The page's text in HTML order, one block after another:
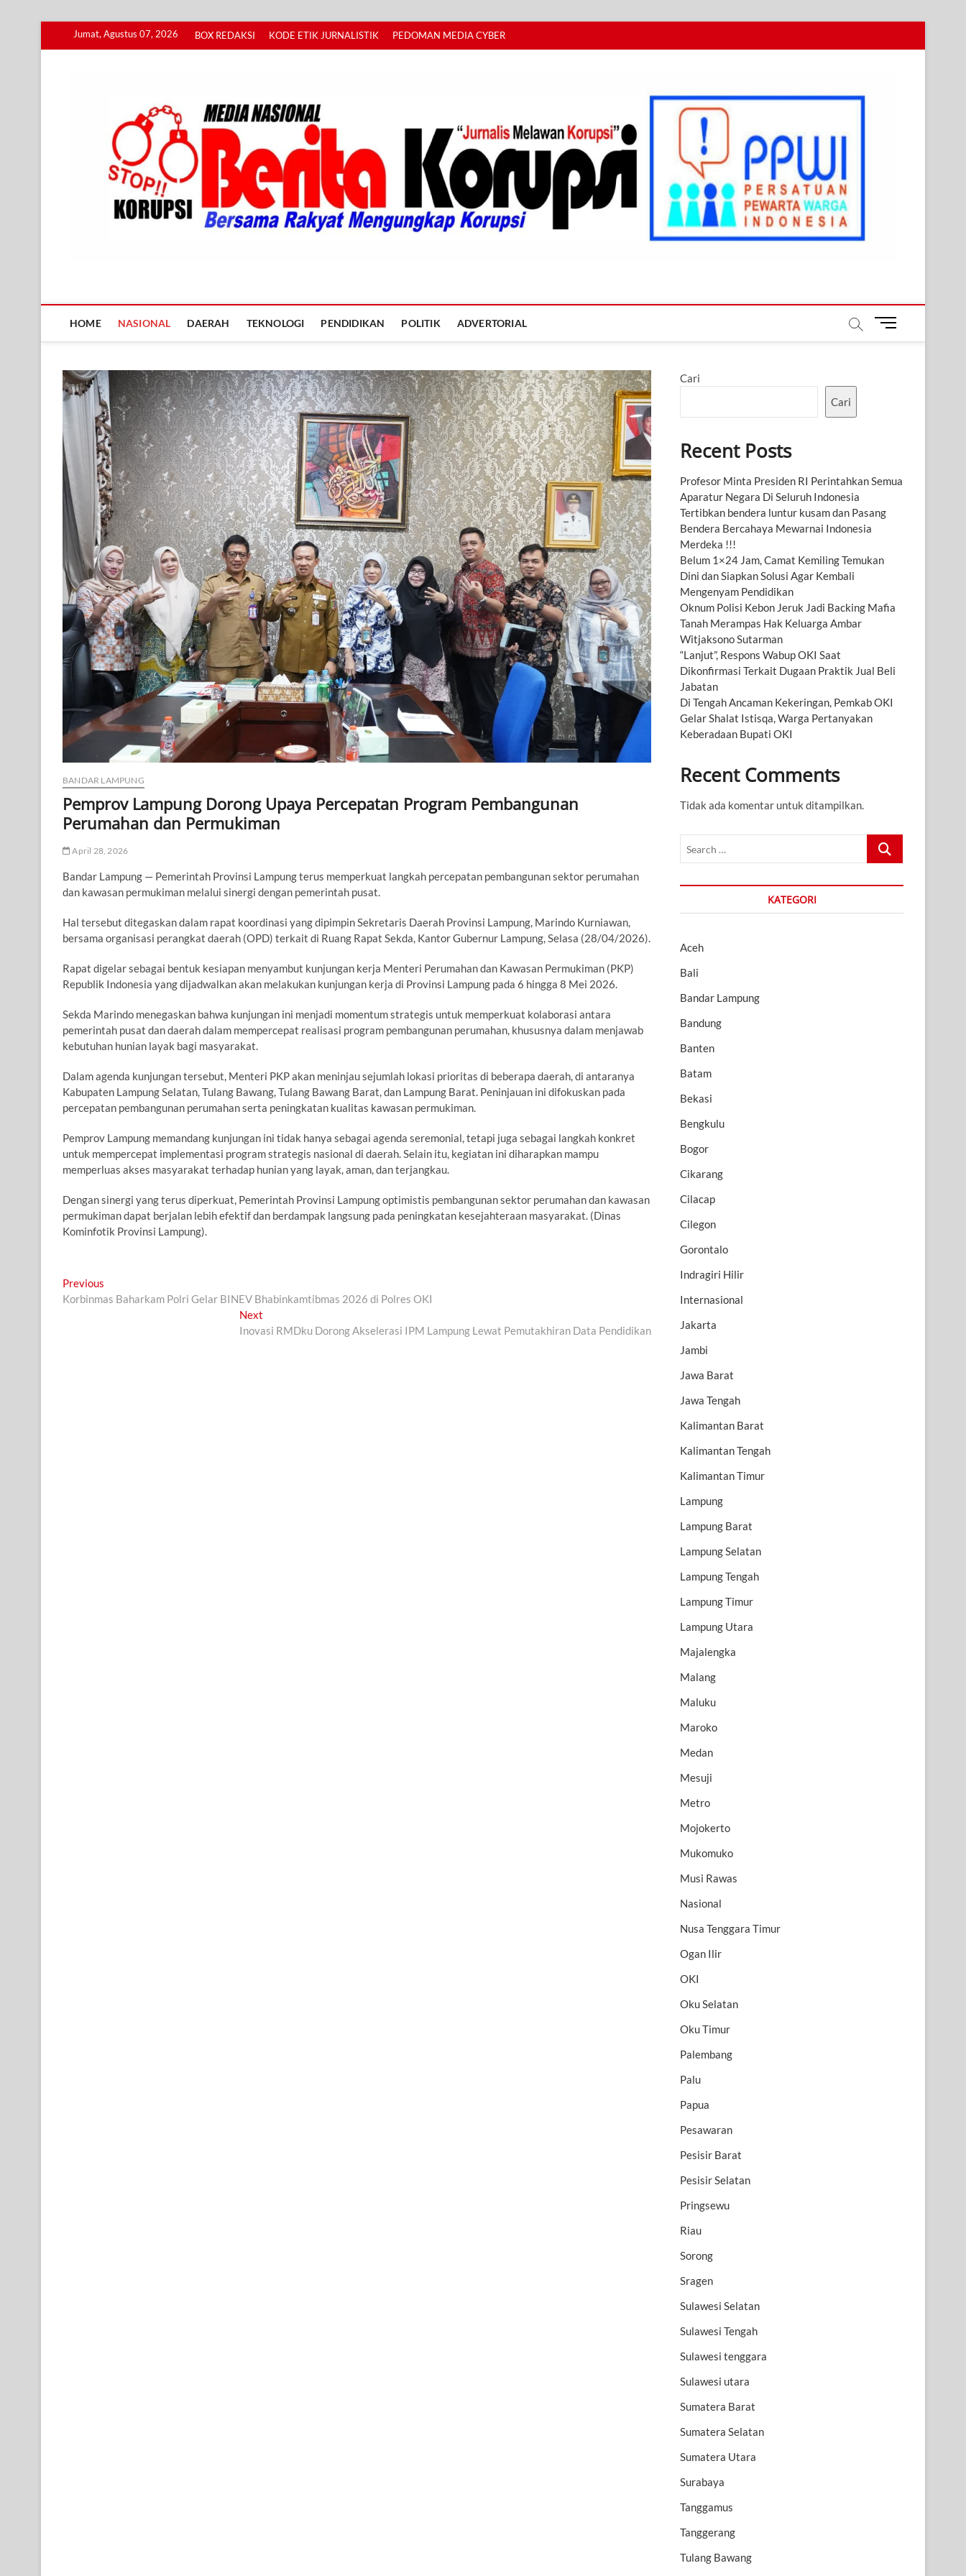
Jumat, Agustus 07, 2026 BOX REDAKSI KODE ETIK JURNALISTIK PEDOMAN MEDIA CYBER
HOME NASIONAL DAERAH TEKNOLOGI PENDIDIKAN POLITIK ADVERTORIAL
M
BANDAR LAMPUNG
Pemprov Lampung Dorong Upaya Percepatan Program Pembangunan
Perumahan dan Permukiman
April 28, 2026
Bandar Lampung — Pemerintah Provinsi Lampung terus memperkuat langkah percepatan pembangunan sektor perumahan
dan kawasan permukiman melalui sinergi dengan pemerintah pusat.
Hal tersebut ditegaskan dalam rapat koordinasi yang dipimpin Sekretaris Daerah Provinsi Lampung, Marindo Kurniawan,
bersama organisasi perangkat daerah (OPD) terkait di Ruang Rapat Sekda, Kantor Gubernur Lampung, Selasa (28/04/2026).
Rapat digelar sebagai bentuk kesiapan menyambut kunjungan kerja Menteri Perumahan dan Kawasan Permukiman (PKP)
Republik Indonesia yang dijadwalkan akan melakukan kunjungan kerja di Provinsi Lampung pada 6 hingga 8 Mei 2026.
Sekda Marindo menegaskan bahwa kunjungan ini menjadi momentum strategis untuk memperkuat kolaborasi antara
pemerintah pusat dan daerah dalam mempercepat realisasi program pembangunan perumahan, khususnya dalam menjawab
kebutuhan hunian layak bagi masyarakat.
Dalam agenda kunjungan tersebut, Menteri PKP akan meninjau sejumlah lokasi prioritas di beberapa daerah, di antaranya
Kabupaten Lampung Selatan, Tulang Bawang, Tulang Bawang Barat, dan Lampung Barat. Peninjauan ini difokuskan pada
percepatan pembangunan perumahan serta peningkatan kualitas kawasan permukiman.
Pemprov Lampung memandang kunjungan ini tidak hanya sebagai agenda seremonial, tetapi juga sebagai langkah konkret
untuk mempercepat implementasi program strategis nasional di daerah. Selain itu, kegiatan ini diharapkan mampu
memperluas akses masyarakat terhadap hunian yang layak, aman, dan terjangkau.
Dengan sinergi yang terus diperkuat, Pemerintah Provinsi Lampung optimistis pembangunan sektor perumahan dan kawasan
permukiman dapat berjalan lebih efektif dan berdampak langsung pada peningkatan kesejahteraan masyarakat. (Dinas
Kominfotik Provinsi Lampung).
Navigasi
pos
Previous
post:
Korbinmas Baharkam Polri Gelar BINEV Bhabinkamtibmas 2026 di Polres OKI
Next
post:
Inovasi RMDku Dorong Akselerasi IPM Lampung Lewat Pemutakhiran Data Pendidikan
Cari
Cari
Recent Posts
Profesor Minta Presiden RI Perintahkan Semua
Aparatur Negara Di Seluruh Indonesia
Tertibkan bendera luntur kusam dan Pasang
Bendera Bercahaya Mewarnai Indonesia
Merdeka !!!
Belum 1×24 Jam, Camat Kemiling Temukan
Dini dan Siapkan Solusi Agar Kembali
Mengenyam Pendidikan
Oknum Polisi Kebon Jeruk Jadi Backing Mafia
Tanah Merampas Hak Keluarga Ambar
Witjaksono Sutarman
“Lanjut”, Respons Wabup OKI Saat
Dikonfirmasi Terkait Dugaan Praktik Jual Beli
Jabatan
Di Tengah Ancaman Kekeringan, Pemkab OKI
Gelar Shalat Istisqa, Warga Pertanyakan
Keberadaan Bupati OKI
Recent Comments
Tidak ada komentar untuk ditampilkan.
Search
KATEGORI
Aceh
Bali
Bandar Lampung
Bandung
Banten
Batam
Bekasi
Bengkulu
Bogor
Cikarang
Cilacap
Cilegon
Gorontalo
Indragiri Hilir
Internasional
Jakarta
Jambi
Jawa Barat
Jawa Tengah
Kalimantan Barat
Kalimantan Tengah
Kalimantan Timur
Lampung
Lampung Barat
Lampung Selatan
Lampung Tengah
Lampung Timur
Lampung Utara
Majalengka
Malang
Maluku
Maroko
Medan
Mesuji
Metro
Mojokerto
Mukomuko
Musi Rawas
Nasional
Nusa Tenggara Timur
Ogan Ilir
OKI
Oku Selatan
Oku Timur
Palembang
Palu
Papua
Pesawaran
Pesisir Barat
Pesisir Selatan
Pringsewu
Riau
Sorong
Sragen
Sulawesi Selatan
Sulawesi Tengah
Sulawesi tenggara
Sulawesi utara
Sumatera Barat
Sumatera Selatan
Sumatera Utara
Surabaya
Tanggamus
Tanggerang
Tulang Bawang